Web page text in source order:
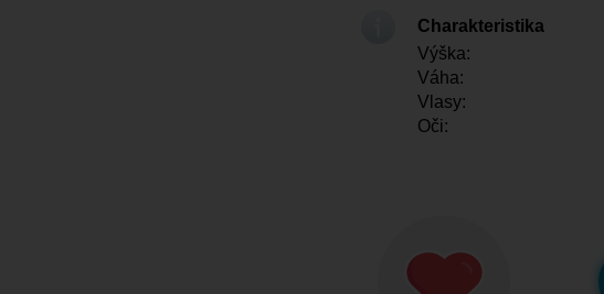
Charakteristika
Výška:
Váha:
Vlasy:
Oči: